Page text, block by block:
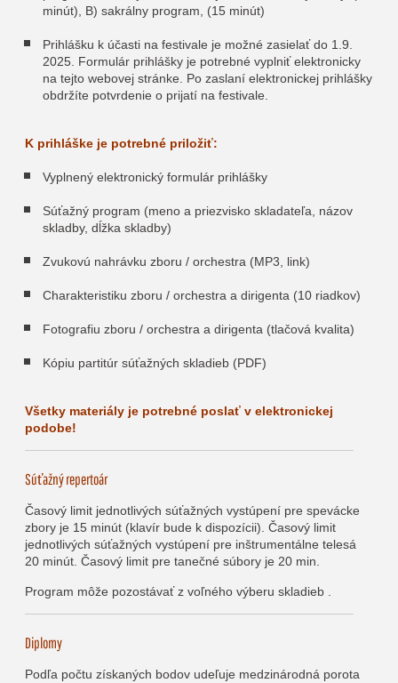
minút), B) sakrálny program, (15 minút)
Prihlášku k účasti na festivale je možné zasielať do 1.9.
2025. Formulár prihlášky je potrebné vyplniť elektronicky
na tejto webovej stránke. Po zaslaní elektronickej prihlášky
obdržíte potvrdenie o prijatí na festivale.
K prihláške je potrebné priložiť:
Vyplnený elektronický formulár prihlášky
Súťažný program (meno a priezvisko skladateľa, názov
skladby, dĺžka skladby)
Zvukovú nahrávku zboru / orchestra (MP3, link)
Charakteristiku zboru / orchestra a dirigenta (10 riadkov)
Fotografiu zboru / orchestra a dirigenta (tlačová kvalita)
Kópiu partitúr súťažných skladieb (PDF)
Všetky materiály je potrebné poslať v elektronickej
podobe!
Súťažný repertoár
Časový limit jednotlivých súťažných vystúpení pre spevácke
zbory je 15 minút (klavír bude k dispozícii). Časový limit
jednotlivých súťažných vystúpení pre inštrumentálne telesá
20 minút. Časový limit pre tanečné súbory je 20 min.
Program môže pozostávať z voľného výberu skladieb .
Diplomy
Podľa počtu získaných bodov udeľuje medzinárodná porota